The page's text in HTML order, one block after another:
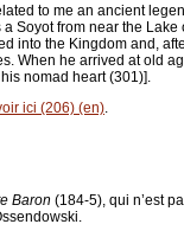
to me an ancient
Soyot from near the
into the Kingdom and,
When he arrived at old
nomad heart (301)].
ici (206) (en).
Baron (184-5), qui n’est